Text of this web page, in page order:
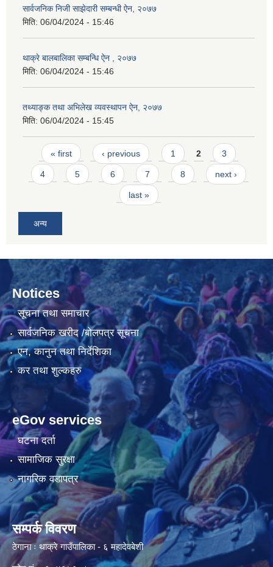
सार्वजनिक निजी साझेदारी सम्बन्धी ऐन, २०७७
मिति: 06/04/2024 - 15:46
थाक्रे बालबालिका सम्बन्धि ऐन , २०७७
मिति: 06/04/2024 - 15:46
तथ्याङ्क तथा अभिलेख व्यवस्थापन ऐन, २०७७
मिति: 06/04/2024 - 15:45
Pages
« first ‹ previous 1 2 3
4 5 6 7 8 next ›
last »
अन्य
Notices
सूचना तथा समाचार
सार्वजनिक खरीद /बोलपत्र सूचना
एन, कानुन तथा निर्देशिका
कर तथा शुल्कहरु
eGov services
घटना दर्ता
सामाजिक सुरक्षा
नागरिक वडापत्र
सम्पर्क विवरण
ठेगाना ः थाक्रे गाउँपालिका - ६ महादेवबेशी